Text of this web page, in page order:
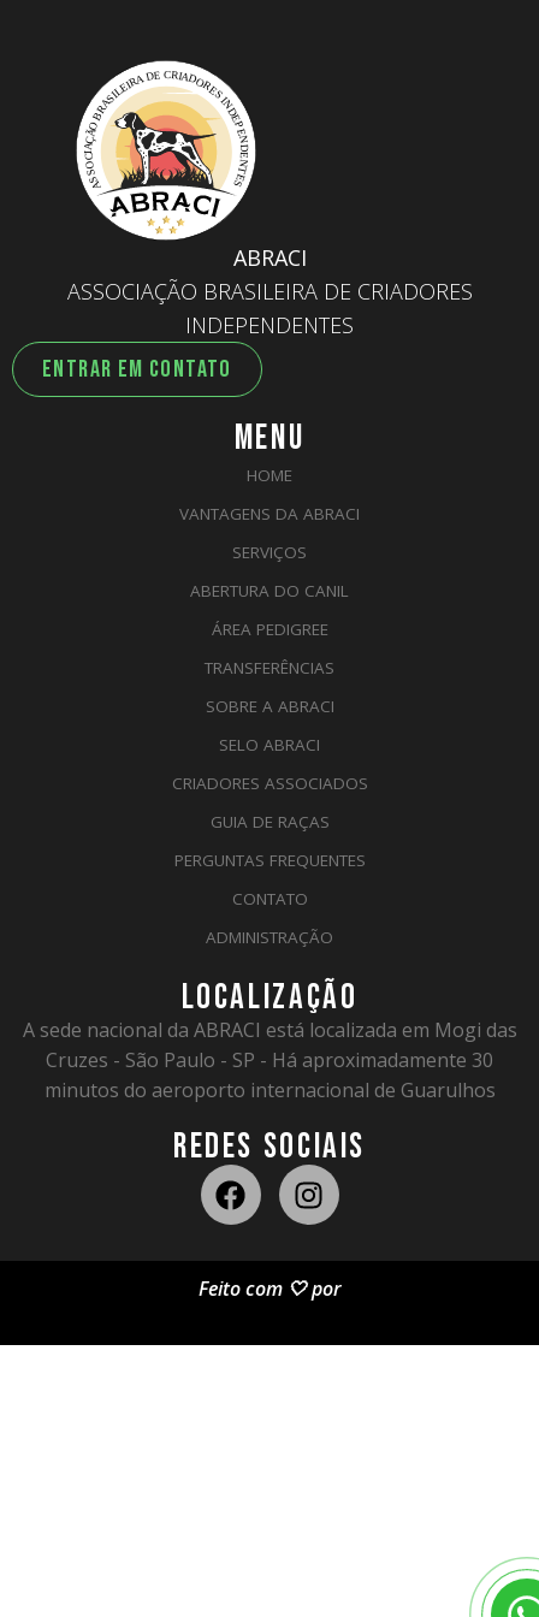
ABRACI
ASSOCIAÇÃO BRASILEIRA DE CRIADORES
INDEPENDENTES
ENTRAR EM CONTATO
MENU
HOME
VANTAGENS DA ABRACI
SERVIÇOS
ABERTURA DO CANIL
ÁREA PEDIGREE
TRANSFERÊNCIAS
SOBRE A ABRACI
SELO ABRACI
CRIADORES ASSOCIADOS
GUIA DE RAÇAS
PERGUNTAS FREQUENTES
CONTATO
ADMINISTRAÇÃO
LOCALIZAÇÃO
A sede nacional da ABRACI está localizada em Mogi das
Cruzes - São Paulo - SP - Há aproximadamente 30
minutos do aeroporto internacional de Guarulhos
REDES SOCIAIS
Feito com 🤍 por